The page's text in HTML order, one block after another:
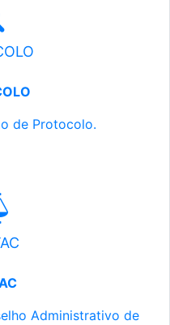
de Protocolo.
Administrativo de